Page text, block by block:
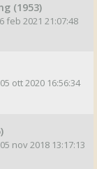
(1953)
feb 2021 21:07:48
05 ott 2020 16:56:34
05 nov 2018 13:17:13